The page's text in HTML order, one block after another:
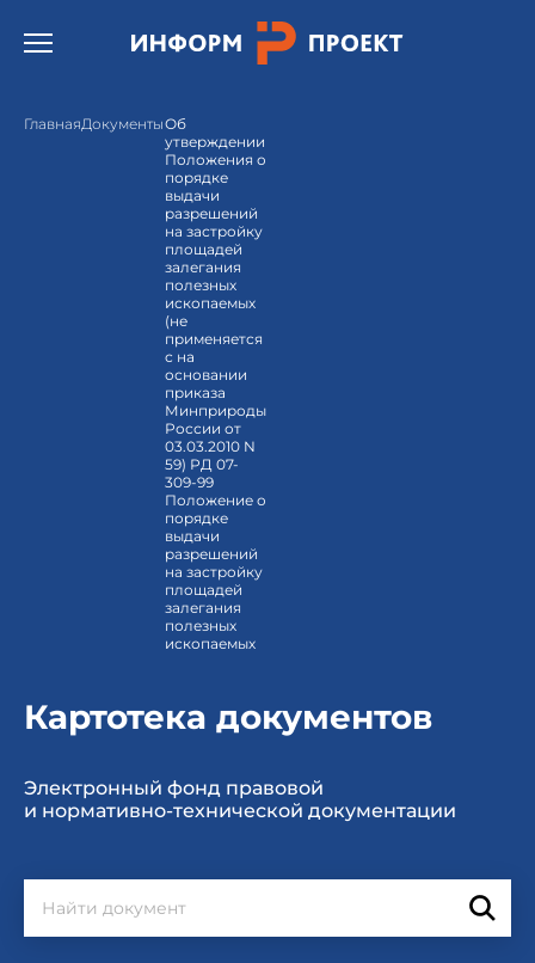
Открыть бургер меню.
ГлавнаяДокументыОб
утверждении
Положения о
порядке
выдачи
разрешений
на застройку
площадей
залегания
полезных
ископаемых
(не
применяется
с на
основании
приказа
Минприроды
России от
03.03.2010 N
59) РД 07-
309-99
Положение о
порядке
выдачи
разрешений
на застройку
площадей
залегания
полезных
ископаемых
Картотека документов
Электронный фонд правовой
и нормативно-технической документации